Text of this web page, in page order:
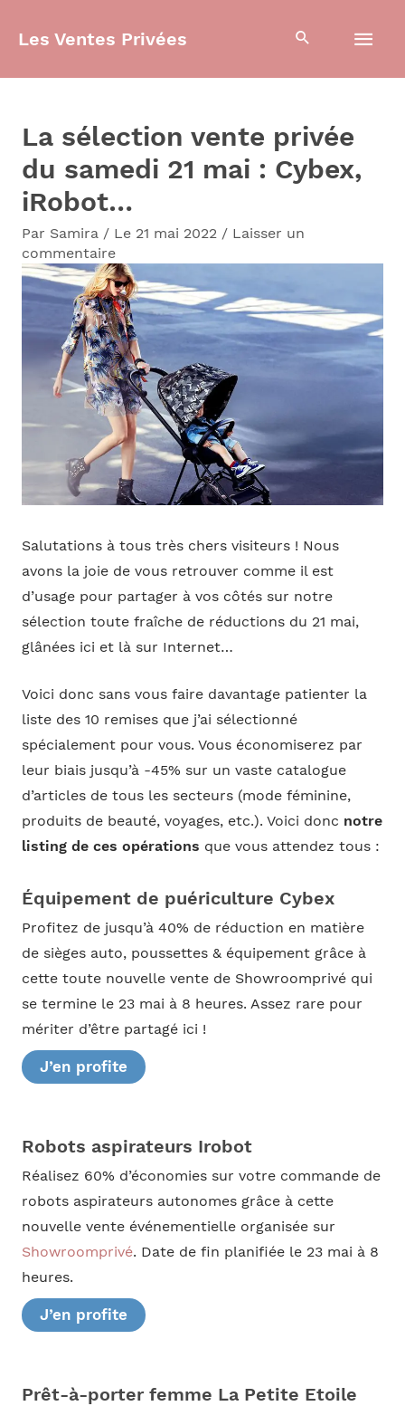
Les Ventes Privées
La sélection vente privée
du samedi 21 mai : Cybex,
iRobot…
Par Samira / Le 21 mai 2022 / Laisser un
commentaire
Salutations à tous très chers visiteurs ! Nous
avons la joie de vous retrouver comme il est
d’usage pour partager à vos côtés sur notre
sélection toute fraîche de réductions du 21 mai,
glânées ici et là sur Internet…
Voici donc sans vous faire davantage patienter la
liste des 10 remises que j’ai sélectionné
spécialement pour vous. Vous économiserez par
leur biais jusqu’à -45% sur un vaste catalogue
d’articles de tous les secteurs (mode féminine,
produits de beauté, voyages, etc.). Voici donc notre
listing de ces opérations que vous attendez tous :
Équipement de puériculture Cybex
Profitez de jusqu’à 40% de réduction en matière
de sièges auto, poussettes & équipement grâce à
cette toute nouvelle vente de Showroomprivé qui
se termine le 23 mai à 8 heures. Assez rare pour
mériter d’être partagé ici !
J’en profite
Robots aspirateurs Irobot
Réalisez 60% d’économies sur votre commande de
robots aspirateurs autonomes grâce à cette
nouvelle vente événementielle organisée sur
Showroomprivé. Date de fin planifiée le 23 mai à 8
heures.
J’en profite
Prêt-à-porter femme La Petite Etoile